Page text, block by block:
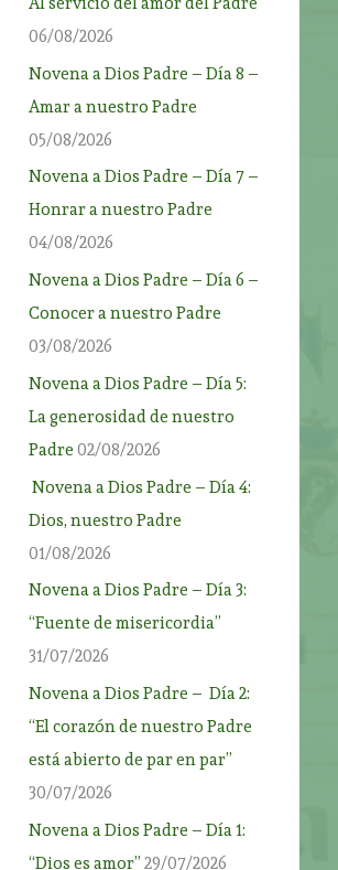
06/08/2026
Novena a Dios Padre – Día 8 –
Amar a nuestro Padre
05/08/2026
Novena a Dios Padre – Día 7 –
Honrar a nuestro Padre
04/08/2026
Novena a Dios Padre – Día 6 –
Conocer a nuestro Padre
03/08/2026
Novena a Dios Padre – Día 5:
La generosidad de nuestro
Padre 02/08/2026
Novena a Dios Padre – Día 4:
Dios, nuestro Padre
01/08/2026
Novena a Dios Padre – Día 3:
“Fuente de misericordia”
31/07/2026
Novena a Dios Padre – Día 2:
“El corazón de nuestro Padre
está abierto de par en par”
30/07/2026
Novena a Dios Padre – Día 1:
“Dios es amor” 29/07/2026